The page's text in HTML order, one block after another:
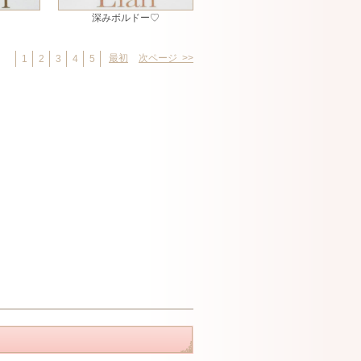
深みボルドー♡
最初 次ページ >>
1 2 3 4 5